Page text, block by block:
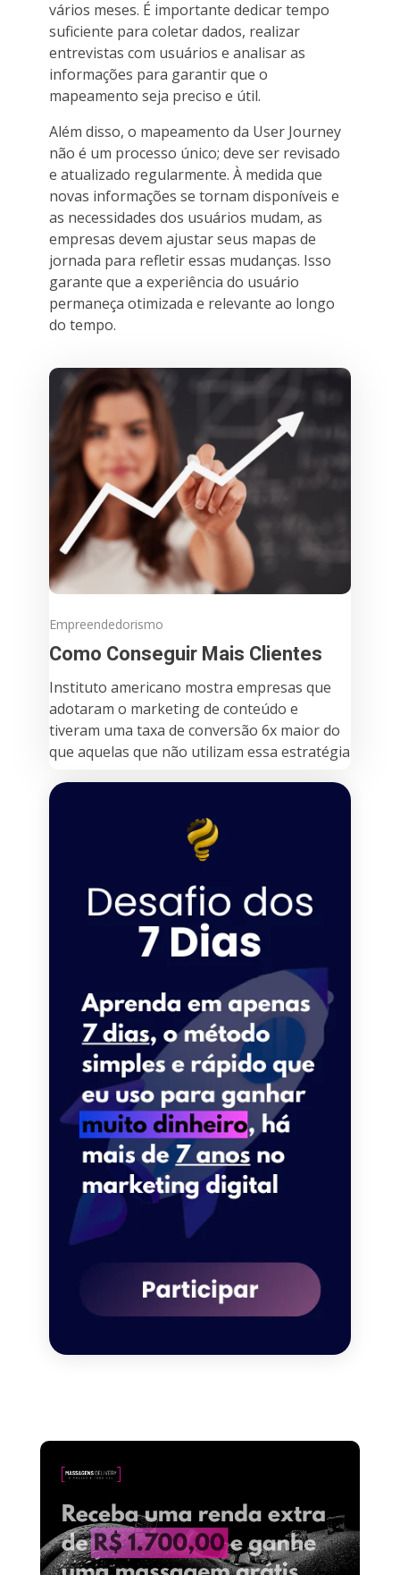
vários meses. É importante dedicar tempo
suficiente para coletar dados, realizar
entrevistas com usuários e analisar as
informações para garantir que o
mapeamento seja preciso e útil.
Além disso, o mapeamento da User Journey
não é um processo único; deve ser revisado
e atualizado regularmente. À medida que
novas informações se tornam disponíveis e
as necessidades dos usuários mudam, as
empresas devem ajustar seus mapas de
jornada para refletir essas mudanças. Isso
garante que a experiência do usuário
permaneça otimizada e relevante ao longo
do tempo.
Empreendedorismo
Como Conseguir Mais Clientes
Instituto americano mostra empresas que
adotaram o marketing de conteúdo e
tiveram uma taxa de conversão 6x maior do
que aquelas que não utilizam essa estratégia